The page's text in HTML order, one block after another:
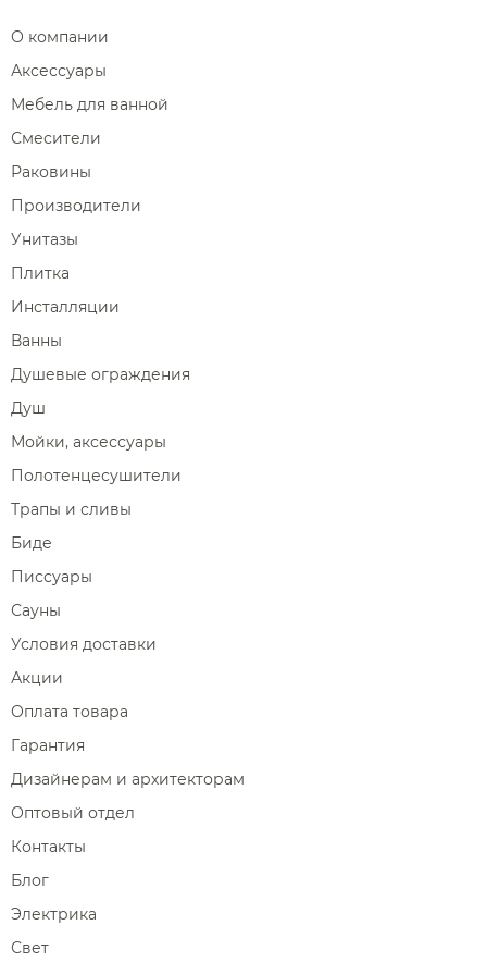
О компании
Аксессуары
Мебель для ванной
Смесители
Раковины
Производители
Унитазы
Плитка
Инсталляции
Ванны
Душевые ограждения
Душ
Мойки, аксессуары
Полотенцесушители
Трапы и сливы
Биде
Писсуары
Сауны
Условия доставки
Акции
Оплата товара
Гарантия
Дизайнерам и архитекторам
Оптовый отдел
Контакты
Блог
Электрика
Свет